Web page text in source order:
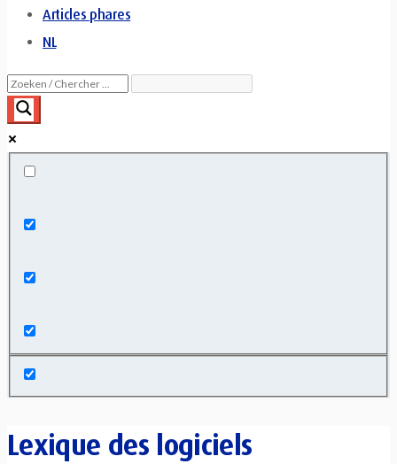
Articles phares
NL
Lexique des logiciels